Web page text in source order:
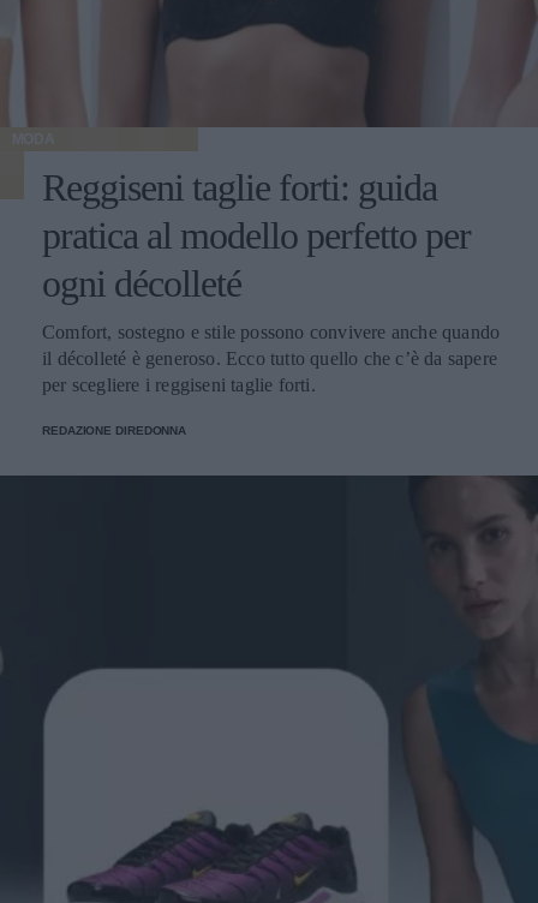
MODA
Reggiseni taglie forti: guida
pratica al modello perfetto per
ogni décolleté
Comfort, sostegno e stile possono convivere anche quando
il décolleté è generoso. Ecco tutto quello che c’è da sapere
per scegliere i reggiseni taglie forti.
REDAZIONE DIREDONNA